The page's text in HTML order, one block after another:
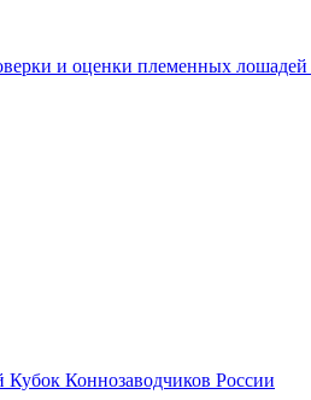
и оценки племенных
Коннозаводчиков России